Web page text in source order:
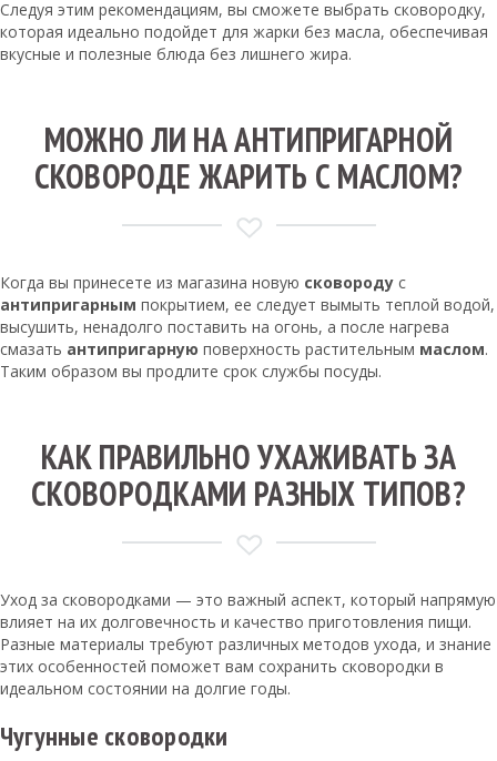
Следуя этим рекомендациям, вы сможете выбрать сковородку,
которая идеально подойдет для жарки без масла, обеспечивая
вкусные и полезные блюда без лишнего жира.
МОЖНО ЛИ НА АНТИПРИГАРНОЙ
СКОВОРОДЕ ЖАРИТЬ С МАСЛОМ?
Когда вы принесете из магазина новую сковороду с
антипригарным покрытием, ее следует вымыть теплой водой,
высушить, ненадолго поставить на огонь, а после нагрева
смазать антипригарную поверхность растительным маслом.
Таким образом вы продлите срок службы посуды.
КАК ПРАВИЛЬНО УХАЖИВАТЬ ЗА
СКОВОРОДКАМИ РАЗНЫХ ТИПОВ?
Уход за сковородками — это важный аспект, который напрямую
влияет на их долговечность и качество приготовления пищи.
Разные материалы требуют различных методов ухода, и знание
этих особенностей поможет вам сохранить сковородки в
идеальном состоянии на долгие годы.
Чугунные сковородки